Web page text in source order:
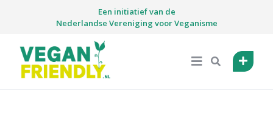
Een initiatief van de
Nederlandse Vereniging voor Veganisme